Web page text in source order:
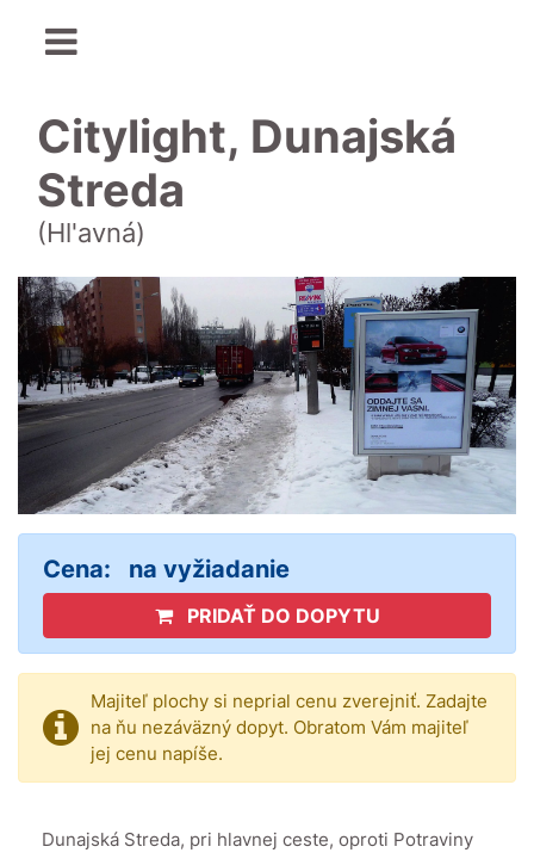
Citylight, Dunajská
Streda
(Hl'avná)
Cena: na vyžiadanie
PRIDAŤ DO DOPYTU
Majiteľ plochy si neprial cenu zverejniť. Zadajte
na ňu nezáväzný dopyt. Obratom Vám majiteľ
jej cenu napíše.
Dunajská Streda, pri hlavnej ceste, oproti Potraviny